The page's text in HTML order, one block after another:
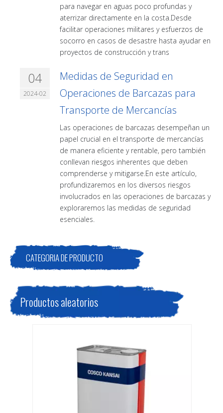
para navegar en aguas poco profundas y
aterrizar directamente en la costa.Desde
facilitar operaciones militares y esfuerzos de
socorro en casos de desastre hasta ayudar en
proyectos de construcción y trans
04
2024-02
Medidas de Seguridad en
Operaciones de Barcazas para
Transporte de Mercancías
Las operaciones de barcazas desempeñan un
papel crucial en el transporte de mercancías
de manera eficiente y rentable, pero también
conllevan riesgos inherentes que deben
comprenderse y mitigarse.En este artículo,
profundizaremos en los diversos riesgos
involucrados en las operaciones de barcazas y
exploraremos las medidas de seguridad
esenciales.
CATEGORIA DE PRODUCTO
Productos aleatorios